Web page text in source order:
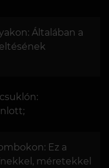
Általában a
Ez a
méretekkel